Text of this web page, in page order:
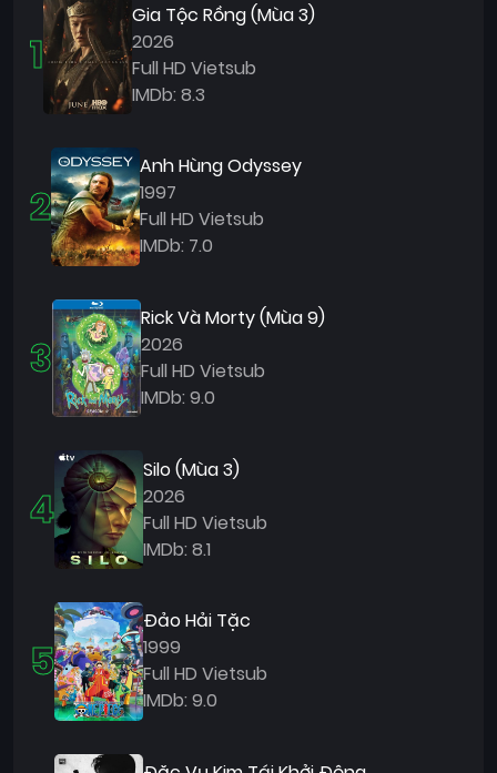
1
Gia Tộc Rồng (Mùa 3)
2026
Full HD Vietsub
IMDb: 8.3
2
Anh Hùng Odyssey
1997
Full HD Vietsub
IMDb: 7.0
3
Rick Và Morty (Mùa 9)
2026
Full HD Vietsub
IMDb: 9.0
4
Silo (Mùa 3)
2026
Full HD Vietsub
IMDb: 8.1
5
Đảo Hải Tặc
1999
Full HD Vietsub
IMDb: 9.0